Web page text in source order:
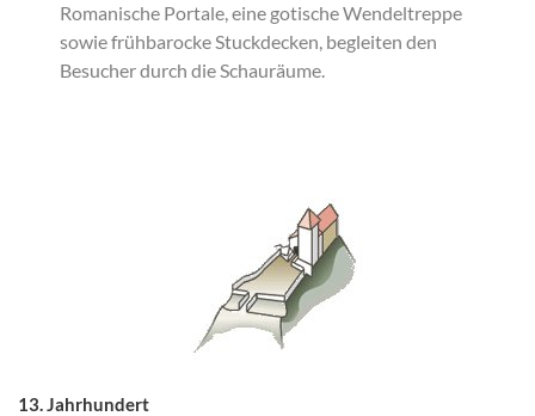
Romanische Portale, eine gotische Wendeltreppe
sowie frühbarocke Stuckdecken, begleiten den
Besucher durch die Schauräume.
13. Jahrhundert